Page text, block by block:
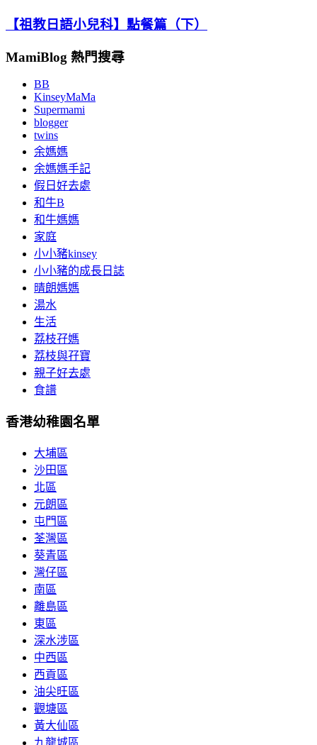
【祖教日語小兒科】點餐篇（下）
MamiBlog 熱門搜尋
BB
KinseyMaMa
Supermami
blogger
twins
余媽媽
余媽媽手記
假日好去處
和牛B
和牛媽媽
家庭
小小豬kinsey
小小豬的成長日誌
晴朗媽媽
湯水
生活
荔枝孖媽
荔枝與孖寶
親子好去處
食譜
香港幼稚園名單
大埔區
沙田區
北區
元朗區
屯門區
荃灣區
葵青區
灣仔區
南區
離島區
東區
深水涉區
中西區
西貢區
油尖旺區
觀塘區
黃大仙區
九龍城區